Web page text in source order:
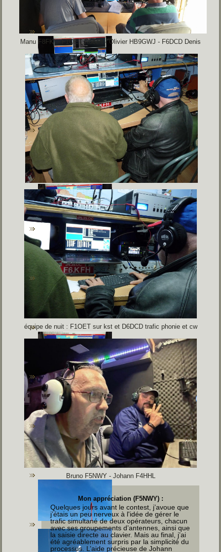
Manu F8FKI - F1OET Robert - Olivier HB9GWJ - F6DCD Denis
équipe de nuit : F1OET sur kst et D6DCD trafic phonie et cw
Bruno F5NWY - Johann F4HHL
Mon appréciation (F5NWY) :
Quelques jours avant le contest, j’avoue que
j’étais un peu nerveux à l'idée de gérer le
trafic simultané de deux opérateurs, chacun
avec ses groupements d’antennes, ainsi que
la saisie directe au clavier. Mais au final, j’ai
été agréablement surpris par la simplicité du
processus. L’aide précieuse de Johann